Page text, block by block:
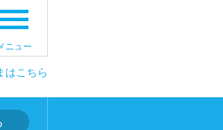
メニュー
はこちら